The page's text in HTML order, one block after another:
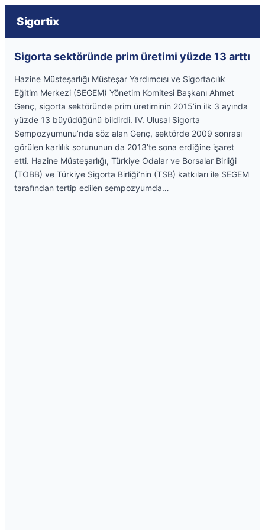
Sigortix
Sigorta sektöründe prim üretimi yüzde 13 arttı
Hazine Müsteşarlığı Müsteşar Yardımcısı ve Sigortacılık
Eğitim Merkezi (SEGEM) Yönetim Komitesi Başkanı Ahmet
Genç, sigorta sektöründe prim üretiminin 2015’in ilk 3 ayında
yüzde 13 büyüdüğünü bildirdi. IV. Ulusal Sigorta
Sempozyumunu’nda söz alan Genç, sektörde 2009 sonrası
görülen karlılık sorununun da 2013’te sona erdiğine işaret
etti. Hazine Müsteşarlığı, Türkiye Odalar ve Borsalar Birliği
(TOBB) ve Türkiye Sigorta Birliği’nin (TSB) katkıları ile SEGEM
tarafından tertip edilen sempozyumda…